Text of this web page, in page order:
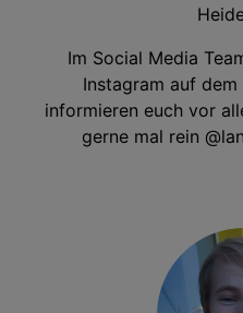
Im Social Media
Instagram auf
informieren euch vor
gerne mal rein